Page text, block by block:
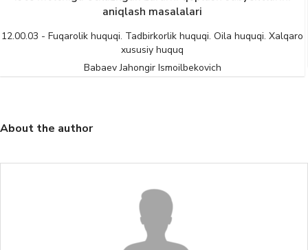
aniqlash masalalari
12.00.03 - Fuqarolik huquqi. Tadbirkorlik huquqi. Oila huquqi. Xalqaro
xususiy huquq
Babaev Jahongir Ismoilbekovich
About the author